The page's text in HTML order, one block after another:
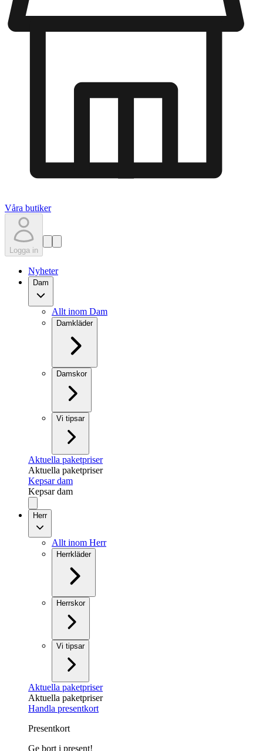
Våra butiker
Logga in
Nyheter
Dam
Allt inom Dam
Damkläder
Damskor
Vi tipsar
Aktuella paketpriser
Aktuella paketpriser
Kepsar dam
Kepsar dam
Herr
Allt inom Herr
Herrkläder
Herrskor
Vi tipsar
Aktuella paketpriser
Aktuella paketpriser
Handla presentkort
Presentkort
Ge bort i present!